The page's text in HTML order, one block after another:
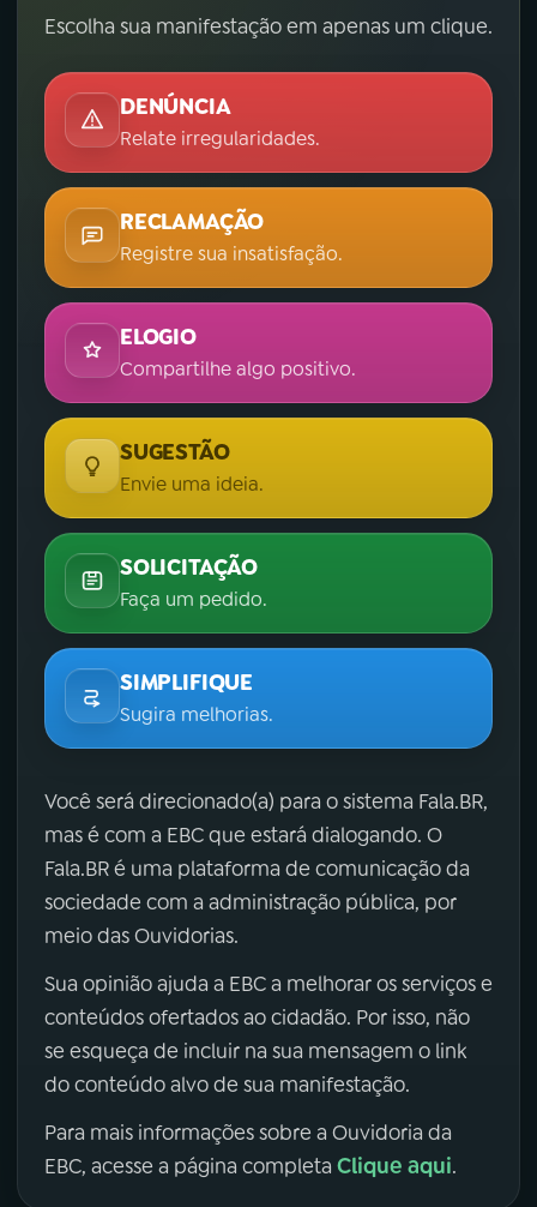
Escolha sua manifestação em apenas um clique.
DENÚNCIA
Relate irregularidades.
RECLAMAÇÃO
Registre sua insatisfação.
ELOGIO
Compartilhe algo positivo.
SUGESTÃO
Envie uma ideia.
SOLICITAÇÃO
Faça um pedido.
SIMPLIFIQUE
Sugira melhorias.
Você será direcionado(a) para o sistema Fala.BR,
mas é com a EBC que estará dialogando. O
Fala.BR é uma plataforma de comunicação da
sociedade com a administração pública, por
meio das Ouvidorias.
Sua opinião ajuda a EBC a melhorar os serviços e
conteúdos ofertados ao cidadão. Por isso, não
se esqueça de incluir na sua mensagem o link
do conteúdo alvo de sua manifestação.
Para mais informações sobre a Ouvidoria da
EBC, acesse a página completa Clique aqui.